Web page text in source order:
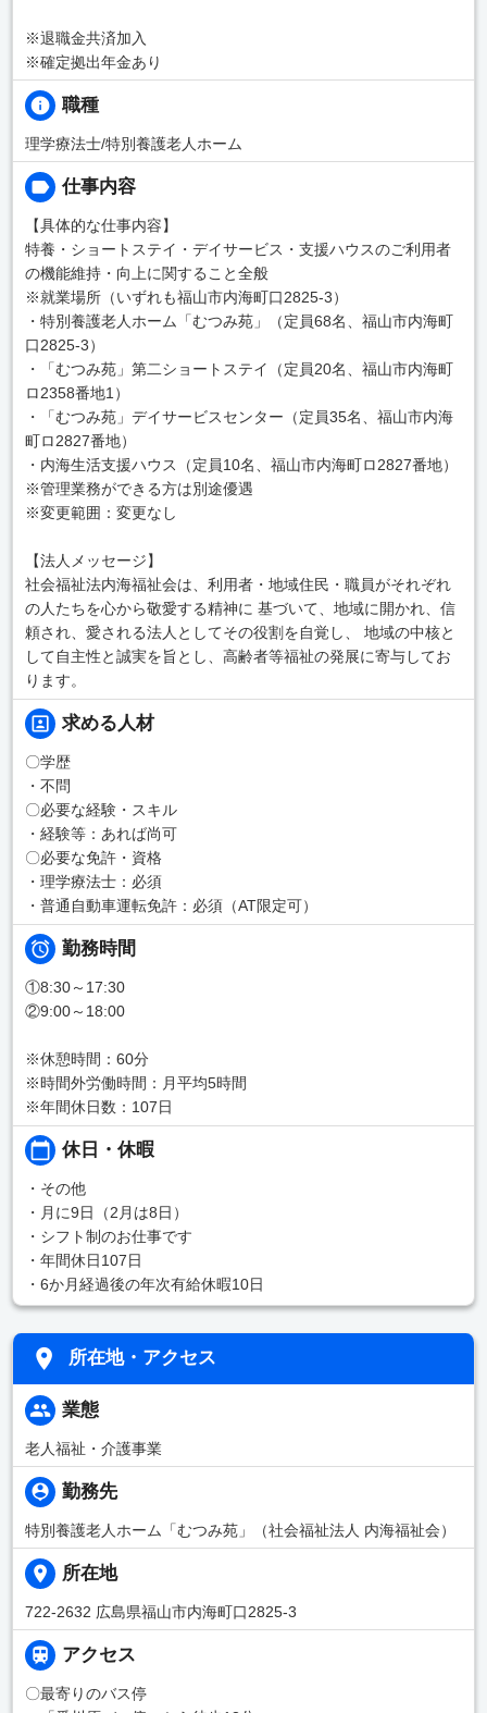
※退職金共済加入
※確定拠出年金あり
職種
理学療法士/特別養護老人ホーム
仕事内容
【具体的な仕事内容】
特養・ショートステイ・デイサービス・支援ハウスのご利用者
の機能維持・向上に関すること全般
※就業場所（いずれも福山市内海町口2825-3）
・特別養護老人ホーム「むつみ苑」（定員68名、福山市内海町
口2825-3）
・「むつみ苑」第二ショートステイ（定員20名、福山市内海町
ロ2358番地1）
・「むつみ苑」デイサービスセンター（定員35名、福山市内海
町ロ2827番地）
・内海生活支援ハウス（定員10名、福山市内海町ロ2827番地）
※管理業務ができる方は別途優遇
※変更範囲：変更なし
【法人メッセージ】
社会福祉法内海福祉会は、利用者・地域住民・職員がそれぞれ
の人たちを心から敬愛する精神に 基づいて、地域に開かれ、信
頼され、愛される法人としてその役割を自覚し、 地域の中核と
して自主性と誠実を旨とし、高齢者等福祉の発展に寄与してお
ります。
求める人材
〇学歴
・不問
〇必要な経験・スキル
・経験等：あれば尚可
〇必要な免許・資格
・理学療法士：必須
・普通自動車運転免許：必須（AT限定可）
勤務時間
①8:30～17:30
②9:00～18:00
※休憩時間：60分
※時間外労働時間：月平均5時間
※年間休日数：107日
休日・休暇
・その他
・月に9日（2月は8日）
・シフト制のお仕事です
・年間休日107日
・6か月経過後の年次有給休暇10日
所在地・アクセス
業態
老人福祉・介護事業
勤務先
特別養護老人ホーム「むつみ苑」（社会福祉法人 内海福祉会）
所在地
722-2632 広島県福山市内海町口2825-3
アクセス
〇最寄りのバス停